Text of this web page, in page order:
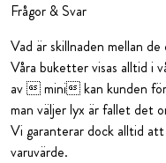
Frågor & Svar
Vad är skillnaden mellan de
Våra buketter visas alltid i
av  mini kan kunden
man väljer lyx är fallet det
Vi garanterar dock alltid
varuvärde.